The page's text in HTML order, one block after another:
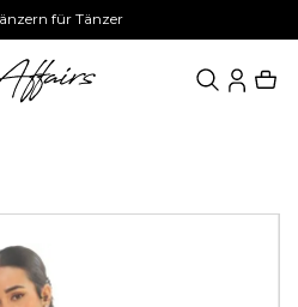
für Tänzer